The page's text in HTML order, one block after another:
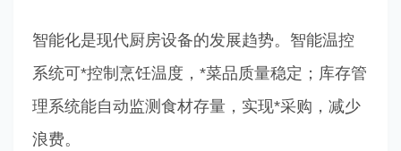
智能化是现代厨房设备的发展趋势。智能温控
系统可*控制烹饪温度，*菜品质量稳定；库存管
理系统能自动监测食材存量，实现*采购，减少
浪费。